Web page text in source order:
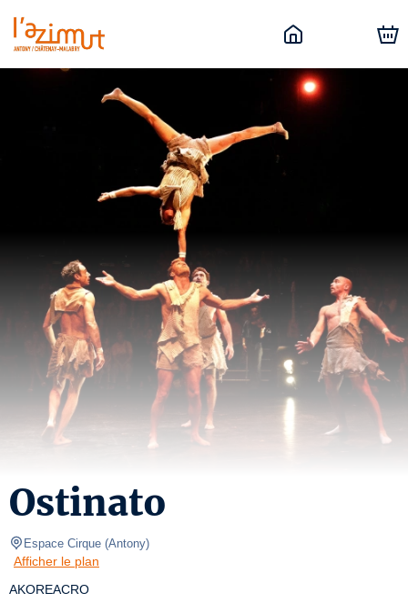
Ostinato
Espace Cirque (Antony)
Afficher le plan
AKOREACRO